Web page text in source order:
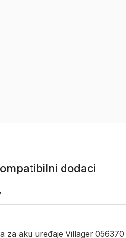
dodaci
za aku uređaje Villager 056370